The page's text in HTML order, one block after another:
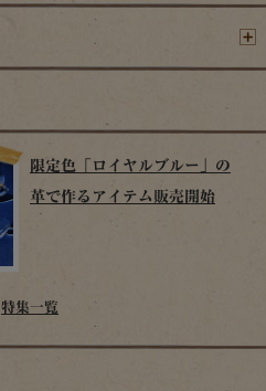
限定色「ロイヤルブルー」の
革で作るアイテム販売開始
特集一覧